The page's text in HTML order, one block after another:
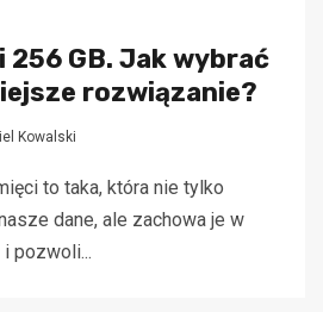
256 GB. Jak wybrać
rozwiązanie?
Kowalski
to taka, która nie tylko
dane, ale zachowa je w
pozwoli...